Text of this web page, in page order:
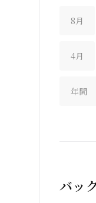
8月
4月
年間
バッ